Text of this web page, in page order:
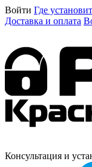
Войти Где
Доставка и оплата
Консультация и